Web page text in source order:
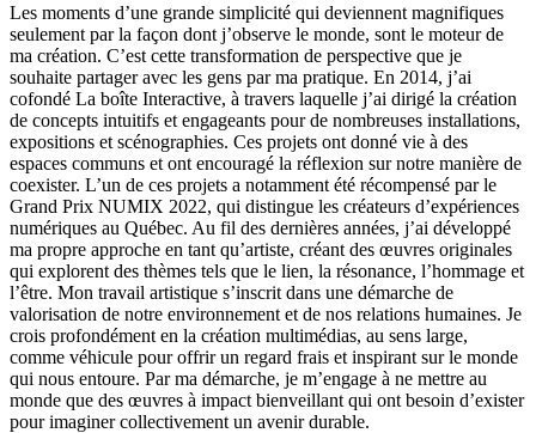
Les moments d’une grande simplicité qui deviennent magnifiques
seulement par la façon dont j’observe le monde, sont le moteur de
ma création. C’est cette transformation de perspective que je
souhaite partager avec les gens par ma pratique. En 2014, j’ai
cofondé La boîte Interactive, à travers laquelle j’ai dirigé la création
de concepts intuitifs et engageants pour de nombreuses installations,
expositions et scénographies. Ces projets ont donné vie à des
espaces communs et ont encouragé la réflexion sur notre manière de
coexister. L’un de ces projets a notamment été récompensé par le
Grand Prix NUMIX 2022, qui distingue les créateurs d’expériences
numériques au Québec. Au fil des dernières années, j’ai développé
ma propre approche en tant qu’artiste, créant des œuvres originales
qui explorent des thèmes tels que le lien, la résonance, l’hommage et
l’être. Mon travail artistique s’inscrit dans une démarche de
valorisation de notre environnement et de nos relations humaines. Je
crois profondément en la création multimédias, au sens large,
comme véhicule pour offrir un regard frais et inspirant sur le monde
qui nous entoure. Par ma démarche, je m’engage à ne mettre au
monde que des œuvres à impact bienveillant qui ont besoin d’exister
pour imaginer collectivement un avenir durable.